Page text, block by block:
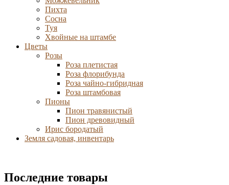
Пихта
Сосна
Туя
Хвойные на штамбе
Цветы
Розы
Роза плетистая
Роза флорибунда
Роза чайно-гибридная
Роза штамбовая
Пионы
Пион травянистый
Пион древовидный
Ирис бородатый
Земля садовая, инвентарь
Последние товары